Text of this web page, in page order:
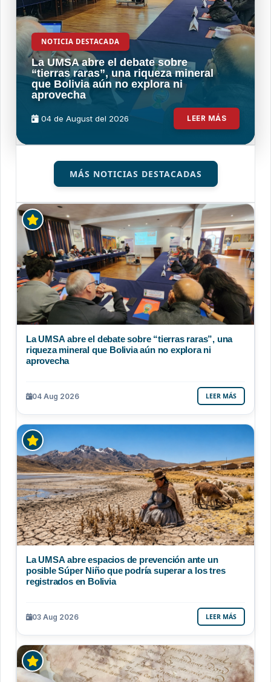
NOTICIA DESTACADA
La UMSA abre el debate sobre
“tierras raras”, una riqueza mineral
que Bolivia aún no explora ni
aprovecha
04 de August del 2026 LEER MÁS
MÁS NOTICIAS DESTACADAS
La UMSA abre el debate sobre “tierras raras”, una
riqueza mineral que Bolivia aún no explora ni
aprovecha
04 Aug 2026 LEER MÁS
La UMSA abre espacios de prevención ante un
posible Súper Niño que podría superar a los tres
registrados en Bolivia
03 Aug 2026 LEER MÁS